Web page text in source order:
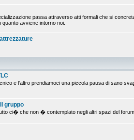
passa attraverso atti formali che si
avviene intorno noi.
e l'altro prendiamoci una piccola pausa di sano
gruppo
ci� che non � contemplato negli altri spazi del